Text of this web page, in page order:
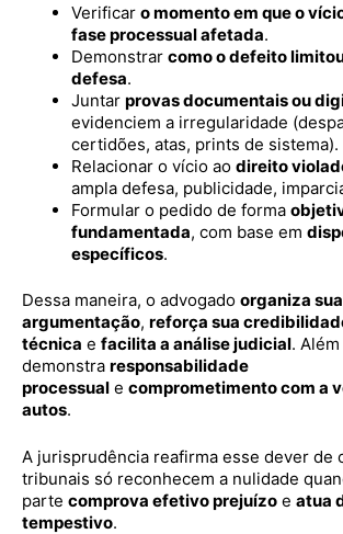
Verificar o momento em que o
fase processual afetada.
Demonstrar como o defeito
defesa.
Juntar provas documentais ou
evidenciem a irregularidade
certidões, atas, prints de sistema).
Relacionar o vício ao direito
ampla defesa, publicidade,
Formular o pedido de forma
fundamentada, com base em
específicos.
Dessa maneira, o advogado organiza sua
argumentação, reforça sua
técnica e facilita a análise judicial.
demonstra responsabilidade
processual e comprometimento com a
autos.
A jurisprudência reafirma esse dever de
tribunais só reconhecem a nulidade
parte comprova efetivo prejuízo e atua
tempestivo.